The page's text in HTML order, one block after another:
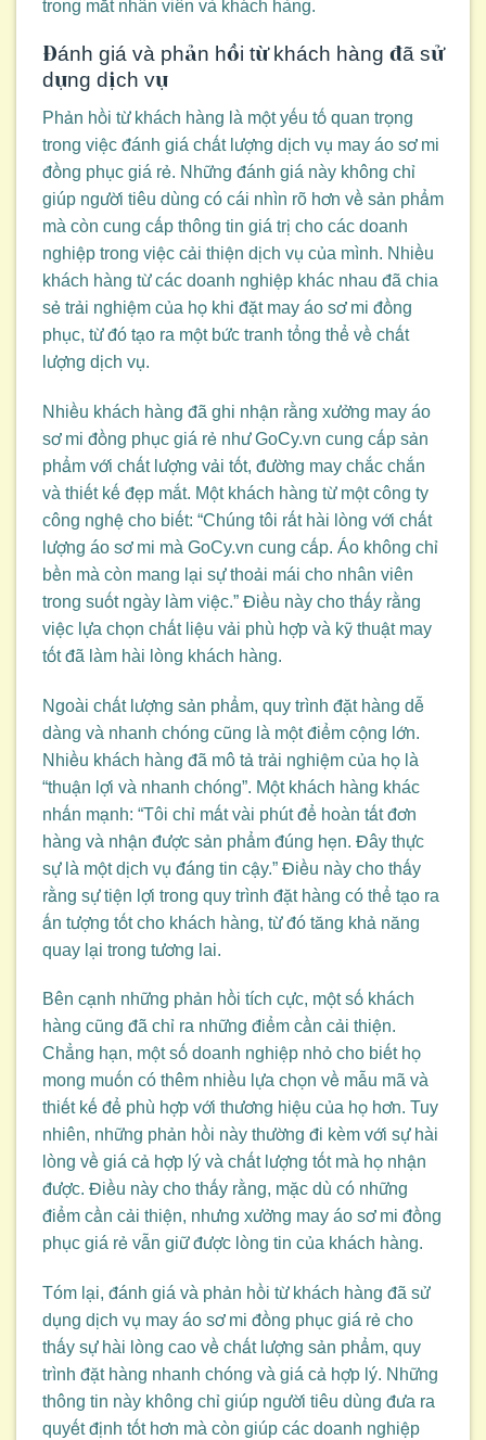
trong mắt nhân viên và khách hàng.
Đánh giá và phản hồi từ khách hàng đã sử
dụng dịch vụ
Phản hồi từ khách hàng là một yếu tố quan trọng
trong việc đánh giá chất lượng dịch vụ may áo sơ mi
đồng phục giá rẻ. Những đánh giá này không chỉ
giúp người tiêu dùng có cái nhìn rõ hơn về sản phẩm
mà còn cung cấp thông tin giá trị cho các doanh
nghiệp trong việc cải thiện dịch vụ của mình. Nhiều
khách hàng từ các doanh nghiệp khác nhau đã chia
sẻ trải nghiệm của họ khi đặt may áo sơ mi đồng
phục, từ đó tạo ra một bức tranh tổng thể về chất
lượng dịch vụ.
Nhiều khách hàng đã ghi nhận rằng xưởng may áo
sơ mi đồng phục giá rẻ như GoCy.vn cung cấp sản
phẩm với chất lượng vải tốt, đường may chắc chắn
và thiết kế đẹp mắt. Một khách hàng từ một công ty
công nghệ cho biết: “Chúng tôi rất hài lòng với chất
lượng áo sơ mi mà GoCy.vn cung cấp. Áo không chỉ
bền mà còn mang lại sự thoải mái cho nhân viên
trong suốt ngày làm việc.” Điều này cho thấy rằng
việc lựa chọn chất liệu vải phù hợp và kỹ thuật may
tốt đã làm hài lòng khách hàng.
Ngoài chất lượng sản phẩm, quy trình đặt hàng dễ
dàng và nhanh chóng cũng là một điểm cộng lớn.
Nhiều khách hàng đã mô tả trải nghiệm của họ là
“thuận lợi và nhanh chóng”. Một khách hàng khác
nhấn mạnh: “Tôi chỉ mất vài phút để hoàn tất đơn
hàng và nhận được sản phẩm đúng hẹn. Đây thực
sự là một dịch vụ đáng tin cậy.” Điều này cho thấy
rằng sự tiện lợi trong quy trình đặt hàng có thể tạo ra
ấn tượng tốt cho khách hàng, từ đó tăng khả năng
quay lại trong tương lai.
Bên cạnh những phản hồi tích cực, một số khách
hàng cũng đã chỉ ra những điểm cần cải thiện.
Chẳng hạn, một số doanh nghiệp nhỏ cho biết họ
mong muốn có thêm nhiều lựa chọn về mẫu mã và
thiết kế để phù hợp với thương hiệu của họ hơn. Tuy
nhiên, những phản hồi này thường đi kèm với sự hài
lòng về giá cả hợp lý và chất lượng tốt mà họ nhận
được. Điều này cho thấy rằng, mặc dù có những
điểm cần cải thiện, nhưng xưởng may áo sơ mi đồng
phục giá rẻ vẫn giữ được lòng tin của khách hàng.
Tóm lại, đánh giá và phản hồi từ khách hàng đã sử
dụng dịch vụ may áo sơ mi đồng phục giá rẻ cho
thấy sự hài lòng cao về chất lượng sản phẩm, quy
trình đặt hàng nhanh chóng và giá cả hợp lý. Những
thông tin này không chỉ giúp người tiêu dùng đưa ra
quyết định tốt hơn mà còn giúp các doanh nghiệp